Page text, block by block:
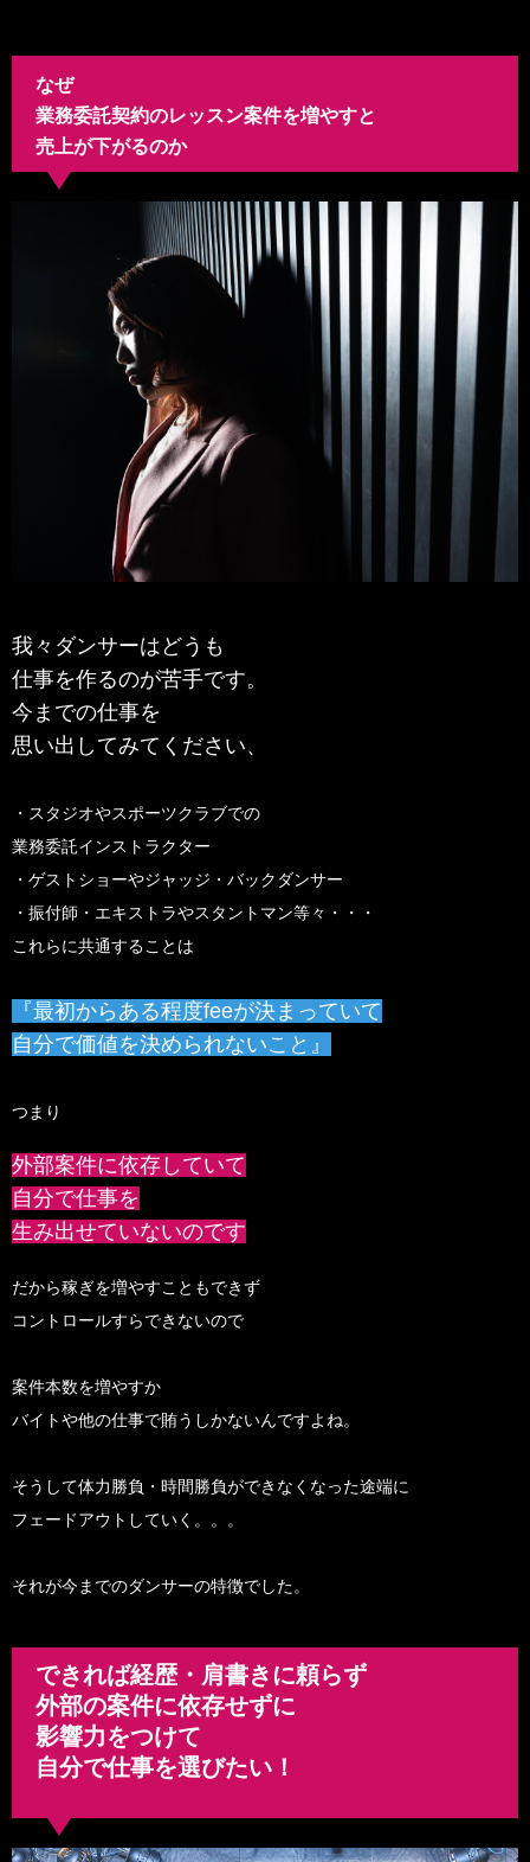
なぜ
業務委託契約のレッスン案件を増やすと
売上が下がるのか
我々ダンサーはどうも
仕事を作るのが苦手です。
今までの仕事を
思い出してみてください、
・スタジオやスポーツクラブでの
業務委託インストラクター
・ゲストショーやジャッジ・バックダンサー
・振付師・エキストラやスタントマン等々・・・
これらに共通することは
『最初からある程度feeが決まっていて
自分で価値を決められないこと』
つまり
外部案件に依存していて
自分で仕事を
生み出せていないのです
だから稼ぎを増やすこともできず
コントロールすらできないので
案件本数を増やすか
バイトや他の仕事で賄うしかないんですよね。
そうして体力勝負・時間勝負ができなくなった途端に
フェードアウトしていく。。。
それが今までのダンサーの特徴でした。
できれば経歴・肩書きに頼らず
外部の案件に依存せずに
影響力をつけて
自分で仕事を選びたい！